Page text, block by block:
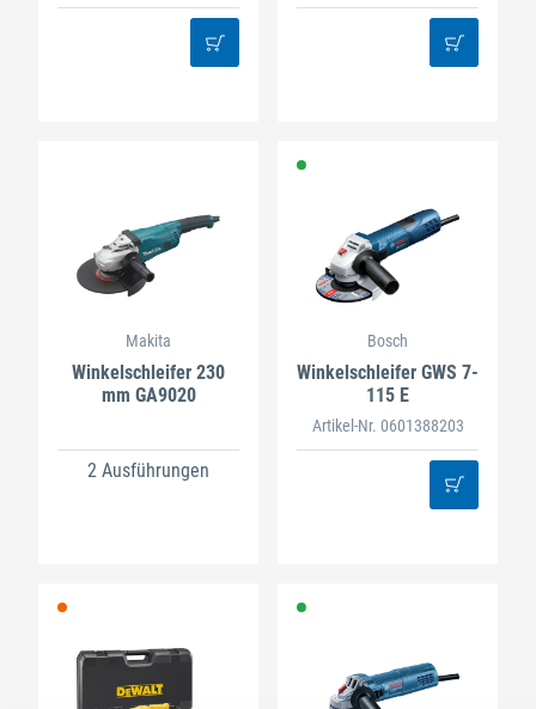
Makita
Winkelschleifer 230
mm GA9020
2 Ausführungen
Bosch
Winkelschleifer GWS 7-
115 E
Artikel-Nr. 0601388203